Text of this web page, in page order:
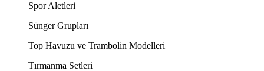
Spor Aletleri
Sünger Grupları
Top Havuzu ve Trambolin Modelleri
Tırmanma Setleri